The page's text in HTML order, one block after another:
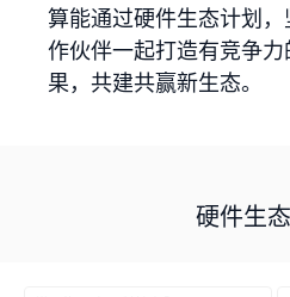
算能通过硬件生态计划
作伙伴一起打造有竞争
果，共建共赢新生态。
硬件生